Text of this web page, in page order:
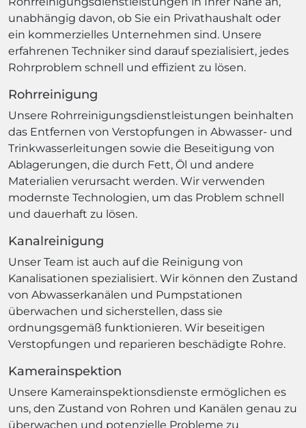
unabhängig davon, ob Sie ein Privathaushalt oder
ein kommerzielles Unternehmen sind. Unsere
erfahrenen Techniker sind darauf spezialisiert, jedes
Rohrproblem schnell und effizient zu lösen.
Rohrreinigung
Unsere Rohrreinigungsdienstleistungen beinhalten
das Entfernen von Verstopfungen in Abwasser- und
Trinkwasserleitungen sowie die Beseitigung von
Ablagerungen, die durch Fett, Öl und andere
Materialien verursacht werden. Wir verwenden
modernste Technologien, um das Problem schnell
und dauerhaft zu lösen.
Kanalreinigung
Unser Team ist auch auf die Reinigung von
Kanalisationen spezialisiert. Wir können den Zustand
von Abwasserkanälen und Pumpstationen
überwachen und sicherstellen, dass sie
ordnungsgemäß funktionieren. Wir beseitigen
Verstopfungen und reparieren beschädigte Rohre.
Kamerainspektion
Unsere Kamerainspektionsdienste ermöglichen es
uns, den Zustand von Rohren und Kanälen genau zu
überwachen und potenzielle Probleme zu